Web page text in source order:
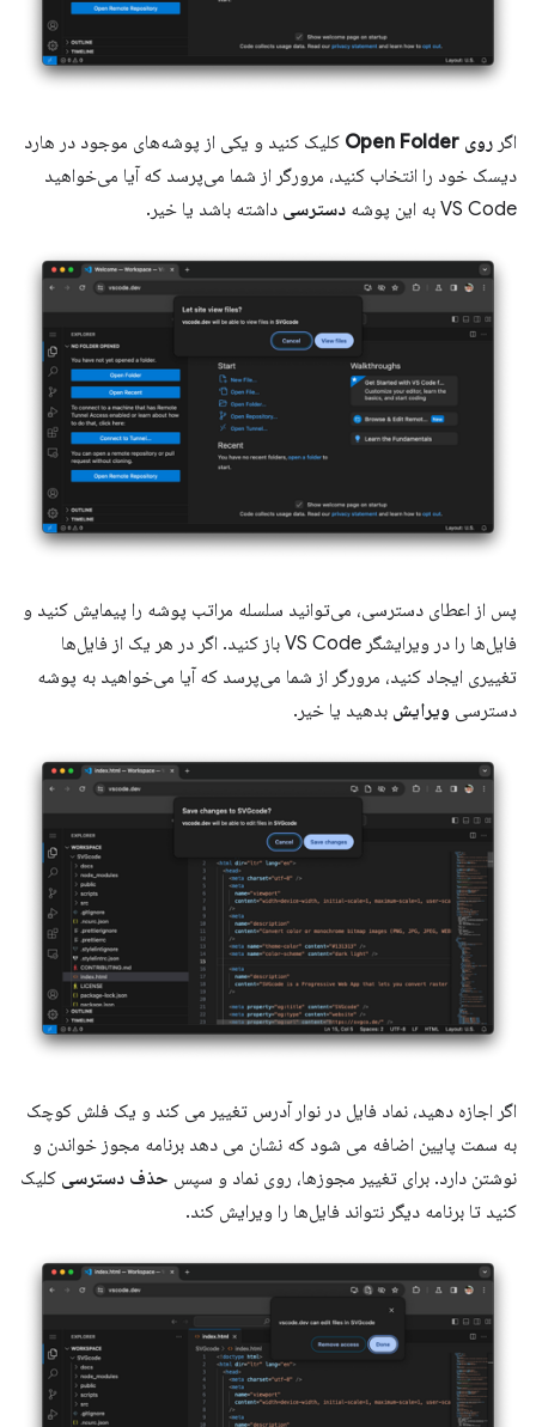
اگر روی Open Folder
کلیک کنید و یکی از پوشه‌های موجود در هارد
دیسک خود را انتخاب کنید، مرورگر از شما می‌پرسد که آیا می‌خواهید
VS Code به این پوشه
دسترسی داشته باشد یا خیر.
پس از اعطای دسترسی، می‌توانید سلسله مراتب پوشه را پیمایش کنید و
فایل‌ها را در ویرایشگر VS Code باز کنید. اگر در هر یک از فایل‌ها
تغییری ایجاد کنید، مرورگر از شما می‌پرسد که آیا می‌خواهید به پوشه
دسترسی ویرایش بدهید یا خیر.
اگر اجازه دهید، نماد فایل در نوار آدرس تغییر می کند و یک فلش کوچک
به سمت پایین اضافه می شود که نشان می دهد برنامه مجوز خواندن و
نوشتن دارد. برای تغییر مجوزها، روی نماد و سپس حذف دسترسی کلیک
کنید تا برنامه دیگر نتواند فایل‌ها را ویرایش کند.